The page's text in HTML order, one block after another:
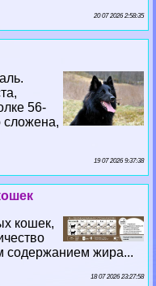
20 07 2026 2:58:35
56-
сложена,
19 07 2026 9:37:38
кошек,
содержанием жира...
18 07 2026 23:27:58